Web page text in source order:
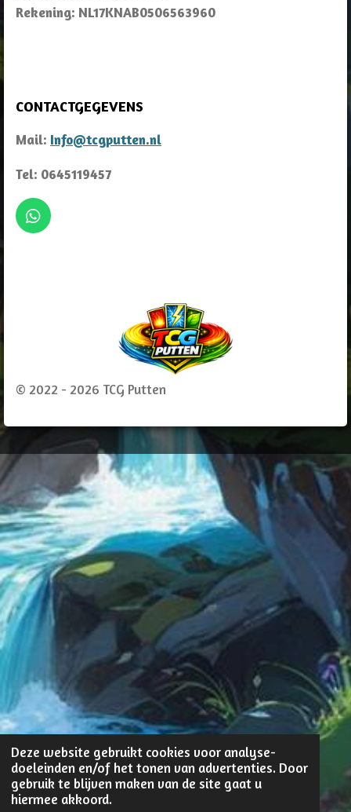
Deze website gebruikt cookies voor analyse-
doeleinden en/of het tonen van advertenties. Door
gebruik te blijven maken van de site gaat u
hiermee akkoord.
Rekening: NL17KNAB0506563960
CONTACTGEGEVENS
Mail: Info@tcgputten.nl
Tel: 0645119457
W
h
© 2022 - 2026 TCG Putten